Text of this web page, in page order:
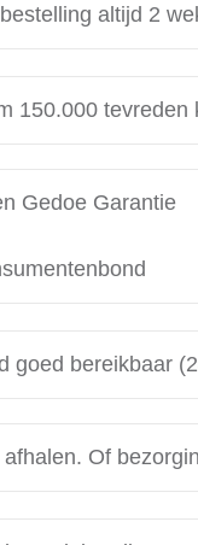
altijd 2
150.000 tevreden
Gedoe Garantie
goed bereikbaar
afhalen. Of